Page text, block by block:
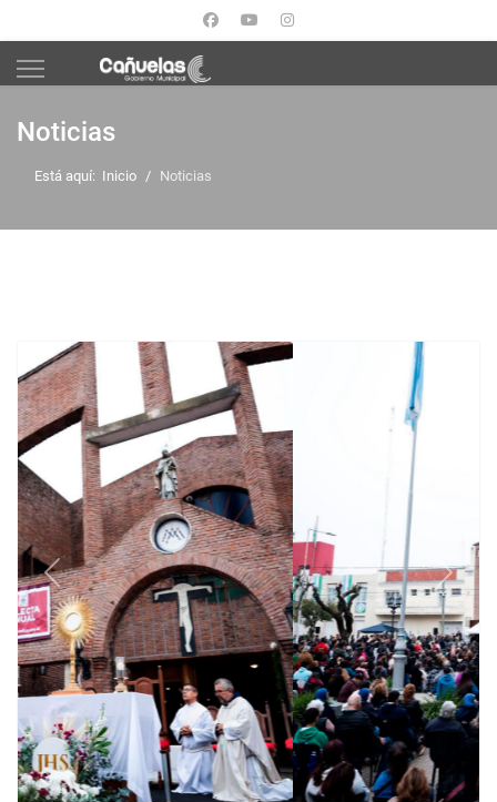
Noticias
Está aquí: Inicio Noticias
Previous Next